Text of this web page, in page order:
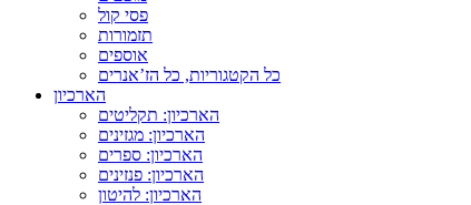
פסי קול
תזמורות
אוספים
כל הקטגוריות, כל הז’אנרים
הארכיון
הארכיון: תקליטים
הארכיון: מגזינים
הארכיון: ספרים
הארכיון: פנזינים
הארכיון: להיטון